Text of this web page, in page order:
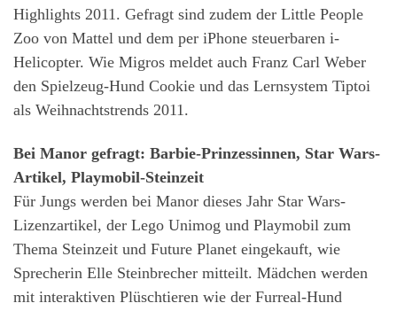
Highlights 2011. Gefragt sind zudem der Little People
Zoo von Mattel und dem per iPhone steuerbaren i-
Helicopter. Wie Migros meldet auch Franz Carl Weber
den Spielzeug-Hund Cookie und das Lernsystem Tiptoi
als Weihnachtstrends 2011.
Bei Manor gefragt: Barbie-Prinzessinnen, Star Wars-
Artikel, Playmobil-Steinzeit
Für Jungs werden bei Manor dieses Jahr Star Wars-
Lizenzartikel, der Lego Unimog und Playmobil zum
Thema Steinzeit und Future Planet eingekauft, wie
Sprecherin Elle Steinbrecher mitteilt. Mädchen werden
mit interaktiven Plüschtieren wie der Furreal-Hund